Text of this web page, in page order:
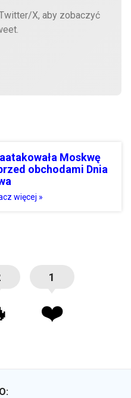
X, aby zobaczyć
Moskwę
obchodami Dnia
więcej »
1
❤️